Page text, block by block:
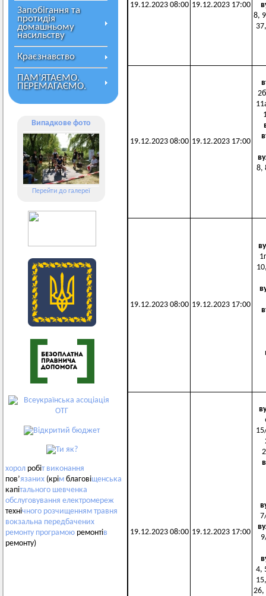
Запобігання та
протидія
домашньому
насильству
Краєзнавство
ПАМ’ЯТАЄМО.
ПЕРЕМАГАЄМО.
Випадкове фото
Перейти до галереї
хорол робіт виконання
пов’язаних (крім благовіщенська
капітального шевченка
обслуговування електромереж
технічного розчищенням травня
вокзальна передбачених
ремонту програмою ремонтів
ремонту)
19.12.2023 08:00 19.12.2023 17:00
8,
19.12.2023 08:00 19.12.2023 17:00
8,
19.12.2023 08:00 19.12.2023 17:00
19.12.2023 08:00 19.12.2023 17:00
4,
26,